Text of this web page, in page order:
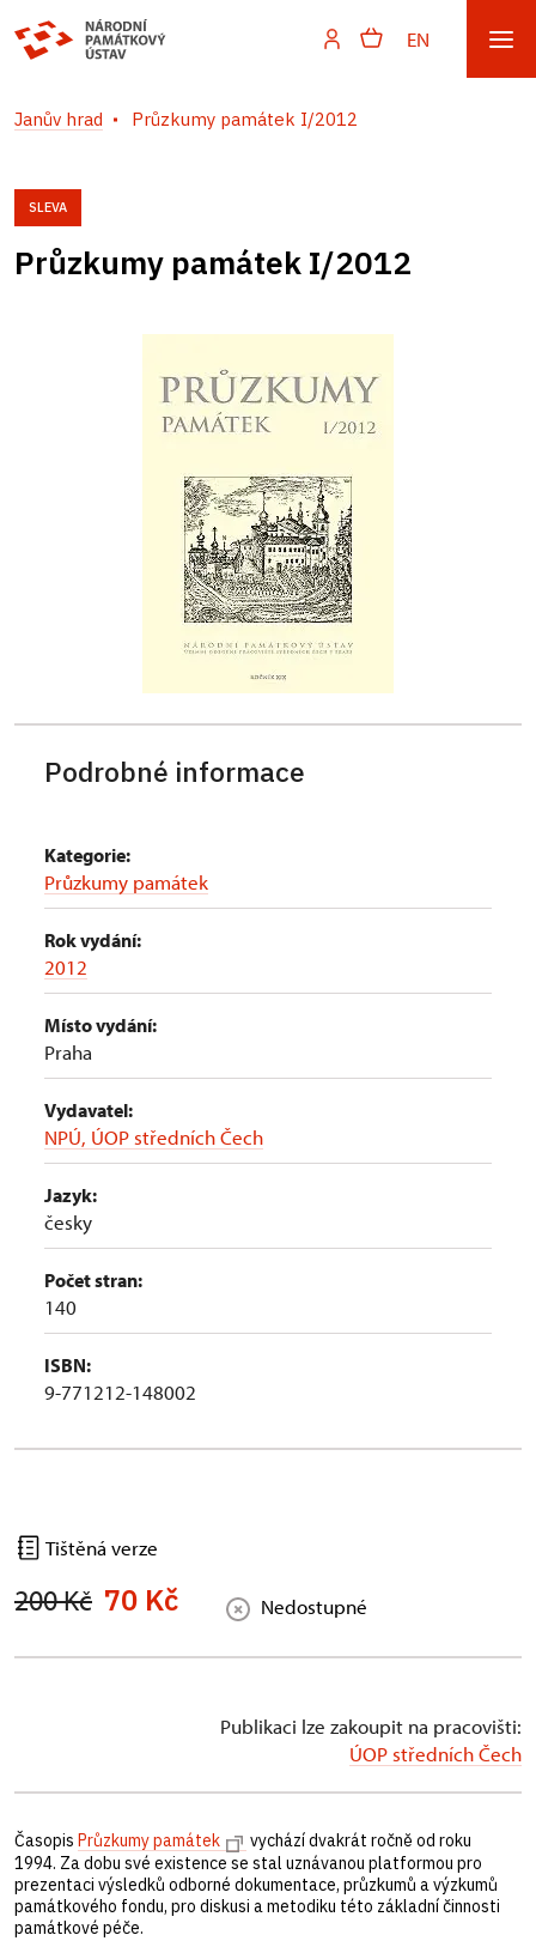
EN
Janův hrad Průzkumy památek I/2012
SLEVA
Průzkumy památek I/2012
Podrobné informace
Kategorie:
Průzkumy památek
Rok vydání:
2012
Místo vydání:
Praha
Vydavatel:
NPÚ, ÚOP středních Čech
Jazyk:
česky
Počet stran:
140
ISBN:
9-771212-148002
Tištěná verze
200 Kč 70 Kč Nedostupné
Publikaci lze zakoupit na pracovišti:
ÚOP středních Čech
Časopis Průzkumy památek
vychází dvakrát ročně od roku
1994. Za dobu své existence se stal uznávanou platformou pro
prezentaci výsledků odborné dokumentace, průzkumů a výzkumů
památkového fondu, pro diskusi a metodiku této základní činnosti
památkové péče.